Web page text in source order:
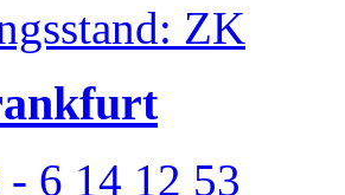
ZK
6 14 12 53